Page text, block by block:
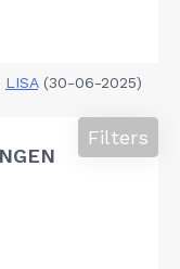
LISA(30-06-2025)
Filters